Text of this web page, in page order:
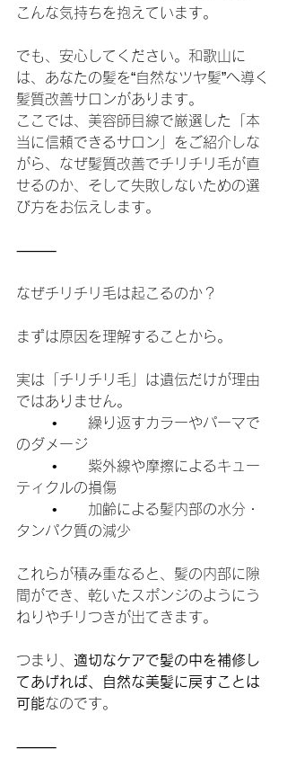
こんな気持ちを抱えています。
でも、安心してください。和歌山に
は、あなたの髪を“自然なツヤ髪”へ導く
髪質改善サロンがあります。
ここでは、美容師目線で厳選した「本
当に信頼できるサロン」をご紹介しな
がら、なぜ髪質改善でチリチリ毛が直
せるのか、そして失敗しないための選
び方をお伝えします。
⸻
なぜチリチリ毛は起こるのか？
まずは原因を理解することから。
実は「チリチリ毛」は遺伝だけが理由
ではありません。
のダメージ
ティクルの損傷
タンパク質の減少
これらが積み重なると、髪の内部に隙
間ができ、乾いたスポンジのようにう
ねりやチリつきが出てきます。
つまり、 適切なケアで髪の中を補修し
てあげれば、自然な美髪に戻すことは
可能なのです。
⸻